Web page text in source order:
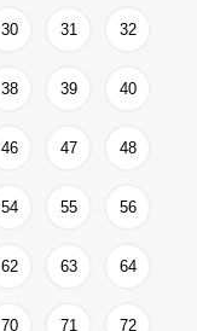
30 31 32
38 39 40
46 47 48
54 55 56
62 63 64
70 71 72